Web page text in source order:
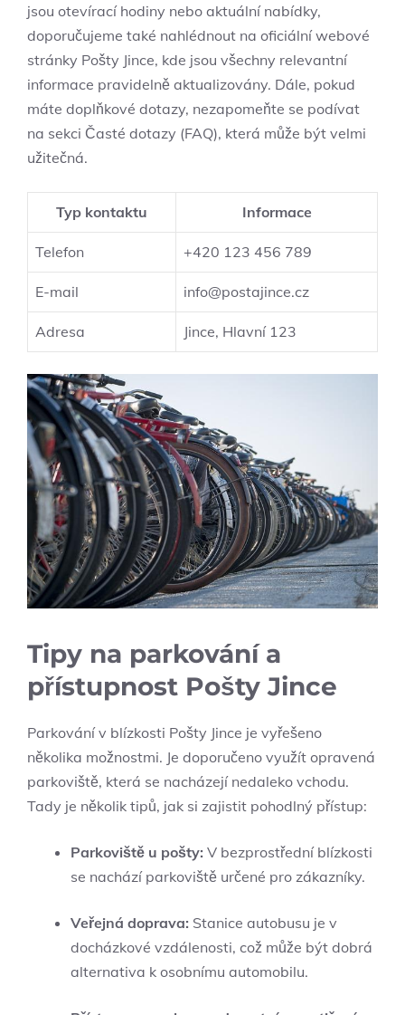
jsou otevírací hodiny nebo aktuální nabídky,
doporučujeme také nahlédnout na oficiální webové
stránky Pošty Jince, kde jsou všechny relevantní
informace pravidelně aktualizovány. Dále, pokud
máte doplňkové dotazy, nezapomeňte se podívat
na sekci Časté dotazy (FAQ), která může být velmi
užitečná.
Typ kontaktu Informace
Telefon +420 123 456 789
E-mail info@postajince.cz
Adresa Jince, Hlavní 123
Tipy na parkování a
přístupnost Pošty Jince
Parkování v blízkosti Pošty Jince je vyřešeno
několika možnostmi. Je doporučeno využít opravená
parkoviště, která se nacházejí nedaleko vchodu.
Tady je několik tipů, jak si zajistit pohodlný přístup:
Parkoviště u pošty: V bezprostřední blízkosti
se nachází parkoviště určené pro zákazníky.
Veřejná doprava: Stanice autobusu je v
docházkové vzdálenosti, což může být dobrá
alternativa k osobnímu automobilu.